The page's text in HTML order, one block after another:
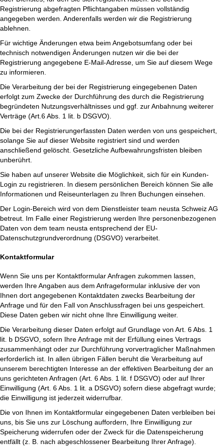
Registrierung abgefragten Pflichtangaben müssen vollständig
angegeben werden. Anderenfalls werden wir die Registrierung
ablehnen.
Für wichtige Änderungen etwa beim Angebotsumfang oder bei
technisch notwendigen Änderungen nutzen wir die bei der
Registrierung angegebene E-Mail-Adresse, um Sie auf diesem Wege
zu informieren.
Die Verarbeitung der bei der Registrierung eingegebenen Daten
erfolgt zum Zwecke der Durchführung des durch die Registrierung
begründeten Nutzungsverhältnisses und ggf. zur Anbahnung weiterer
Verträge (Art.6 Abs. 1 lit. b DSGVO).
Die bei der Registrierungerfassten Daten werden von uns gespeichert,
solange Sie auf dieser Website registriert sind und werden
anschließend gelöscht. Gesetzliche Aufbewahrungsfristen bleiben
unberührt.
Sie haben auf unserer Website die Möglichkeit, sich für ein Kunden-
Login zu registrieren. In diesem persönlichen Bereich können Sie alle
Informationen und Reiseunterlagen zu Ihren Buchungen einsehen.
Der Login-Bereich wird von dem Dienstleister team neusta Schweiz AG
betreut. Im Falle einer Registrierung werden Ihre personenbezogenen
Daten von dem team neusta entsprechend der EU-
Datenschutzgrundverordnung (DSGVO) verarbeitet.
Kontaktformular
Wenn Sie uns per Kontaktformular Anfragen zukommen lassen,
werden Ihre Angaben aus dem Anfrageformular inklusive der von
Ihnen dort angegebenen Kontaktdaten zwecks Bearbeitung der
Anfrage und für den Fall von Anschlussfragen bei uns gespeichert.
Diese Daten geben wir nicht ohne Ihre Einwilligung weiter.
Die Verarbeitung dieser Daten erfolgt auf Grundlage von Art. 6 Abs. 1
lit. b DSGVO, sofern Ihre Anfrage mit der Erfüllung eines Vertrags
zusammenhängt oder zur Durchführung vorvertraglicher Maßnahmen
erforderlich ist. In allen übrigen Fällen beruht die Verarbeitung auf
unserem berechtigten Interesse an der effektiven Bearbeitung der an
uns gerichteten Anfragen (Art. 6 Abs. 1 lit. f DSGVO) oder auf Ihrer
Einwilligung (Art. 6 Abs. 1 lit. a DSGVO) sofern diese abgefragt wurde;
die Einwilligung ist jederzeit widerrufbar.
Die von Ihnen im Kontaktformular eingegebenen Daten verbleiben bei
uns, bis Sie uns zur Löschung auffordern, Ihre Einwilligung zur
Speicherung widerrufen oder der Zweck für die Datenspeicherung
entfällt (z. B. nach abgeschlossener Bearbeitung Ihrer Anfrage).